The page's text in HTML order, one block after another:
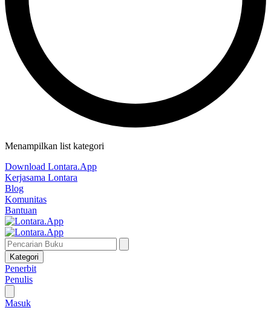
Menampilkan list kategori
Download Lontara.App
Kerjasama Lontara
Blog
Komunitas
Bantuan
Kategori
Penerbit
Penulis
Masuk